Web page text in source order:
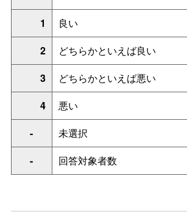
1
良い
2
どちらかといえば良い
3
どちらかといえば悪い
4
悪い
-
未選択
-
回答対象者数